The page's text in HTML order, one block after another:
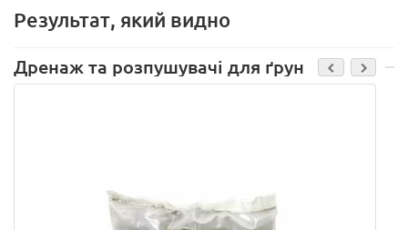
Результат, який видно
Дренаж та розпушувачі для ґрунту